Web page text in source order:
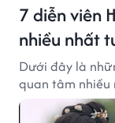
7 diễn viên
nhiều nhất
Dưới đây là
quan tâm nhiều